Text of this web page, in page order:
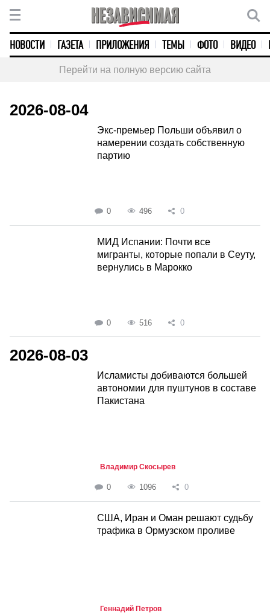
НОВОСТИ ГАЗЕТА ПРИЛОЖЕНИЯ ТЕМЫ ФОТО ВИДЕО
Перейти на полную версию сайта
2026-08-04
Экс-премьер Польши объявил о
намерении создать собственную
партию
0 496 0
МИД Испании: Почти все
мигранты, которые попали в Сеуту,
вернулись в Марокко
0 516 0
2026-08-03
Исламисты добиваются большей
автономии для пуштунов в составе
Пакистана
Владимир Скосырев
0 1096 0
США, Иран и Оман решают судьбу
трафика в Ормузском проливе
Геннадий Петров